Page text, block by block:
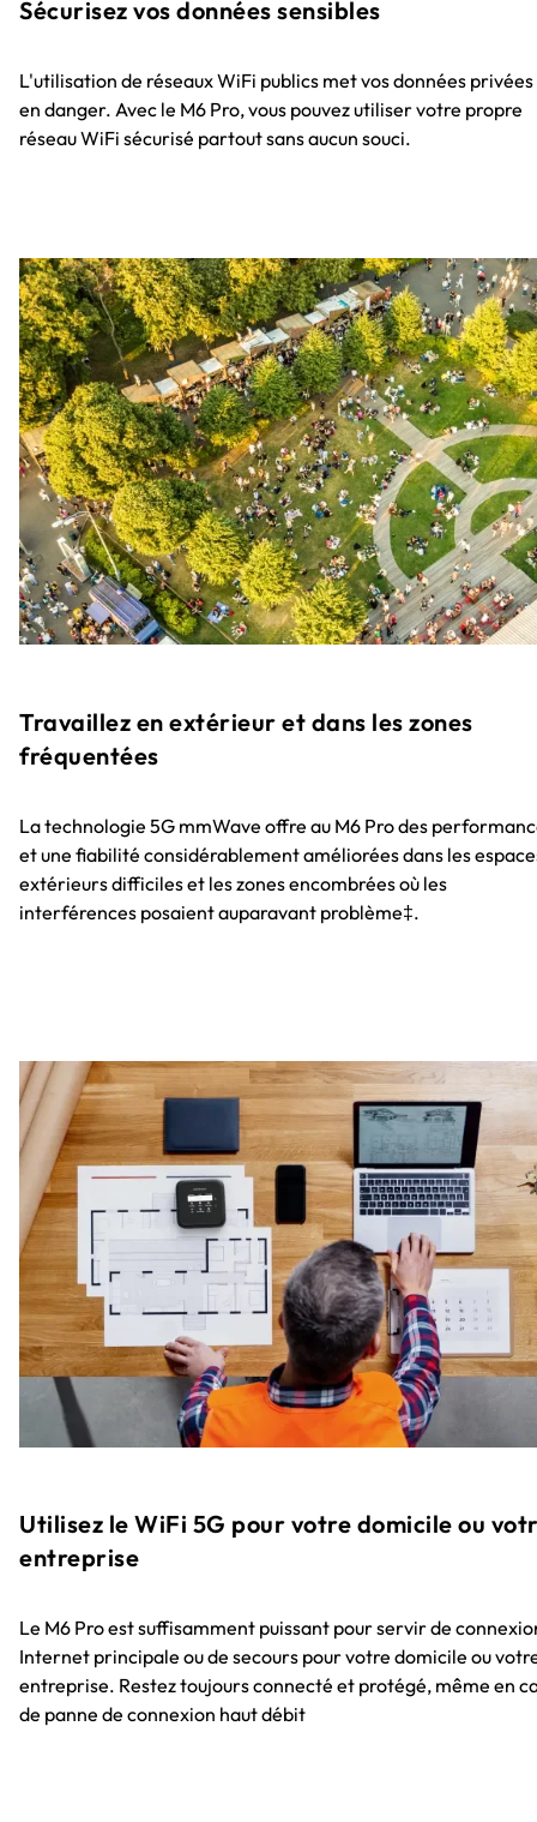
Sécurisez vos données sensibles
L'utilisation de réseaux WiFi publics met vos données privées
en danger. Avec le M6 Pro, vous pouvez utiliser votre propre
réseau WiFi sécurisé partout sans aucun souci.
Travaillez en extérieur et dans les zones
fréquentées
La technologie 5G mmWave offre au M6 Pro des
et une fiabilité considérablement améliorées dans les
extérieurs difficiles et les zones encombrées où les
interférences posaient auparavant problème‡.
Utilisez le WiFi 5G pour votre domicile ou
entreprise
Le M6 Pro est suffisamment puissant pour servir de
Internet principale ou de secours pour votre domicile ou
entreprise. Restez toujours connecté et protégé, même en
de panne de connexion haut débit